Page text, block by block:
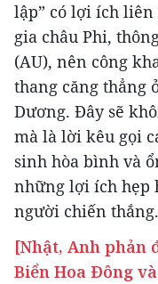
lập” có lợi ích liên
gia châu Phi,
(AU), nên công
thang căng thẳng
Dương. Đây sẽ
mà là lời kêu gọi
sinh hòa bình và
những lợi ích hẹp
người chiến thắng.
[Nhật, Anh phản
Biển Hoa Đông